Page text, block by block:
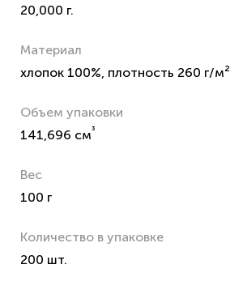
20,000 г.
Материал
хлопок 100%, плотность 260 г/м²
Объем упаковки
141,696 см³
Вес
100 г
Количество в упаковке
200 шт.